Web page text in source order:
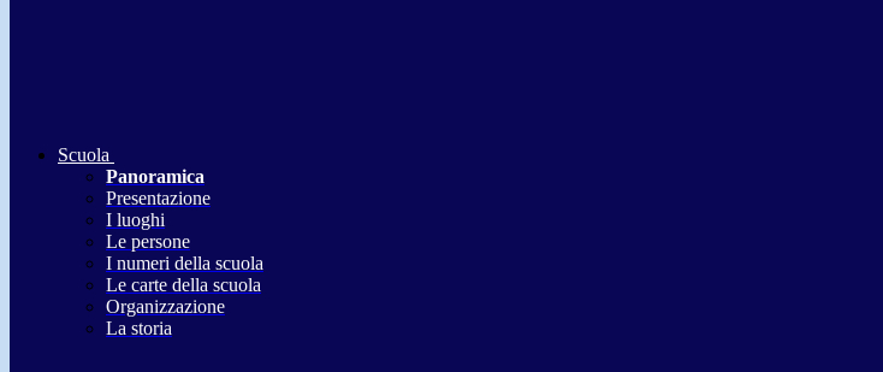
Scuola
Panoramica
Presentazione
I luoghi
Le persone
I numeri della scuola
Le carte della scuola
Organizzazione
La storia